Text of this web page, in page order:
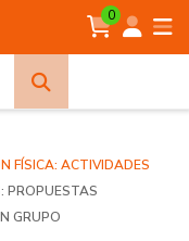
0
FÍSICA: ACTIVIDADES
PROPUESTAS
GRUPO